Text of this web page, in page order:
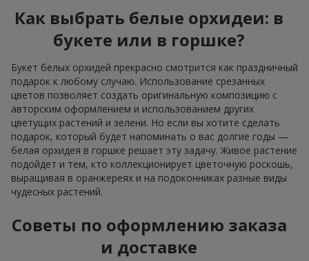
Как выбрать белые орхидеи: в
букете или в горшке?
Букет белых орхидей прекрасно смотрится как праздничный
подарок к любому случаю. Использование срезанных
цветов позволяет создать оригинальную композицию с
авторским оформлением и использованием других
цветущих растений и зелени. Но если вы хотите сделать
подарок, который будет напоминать о вас долгие годы —
белая орхидея в горшке решает эту задачу. Живое растение
подойдет и тем, кто коллекционирует цветочную роскошь,
выращивая в оранжереях и на подоконниках разные виды
чудесных растений.
Советы по оформлению заказа
и доставке